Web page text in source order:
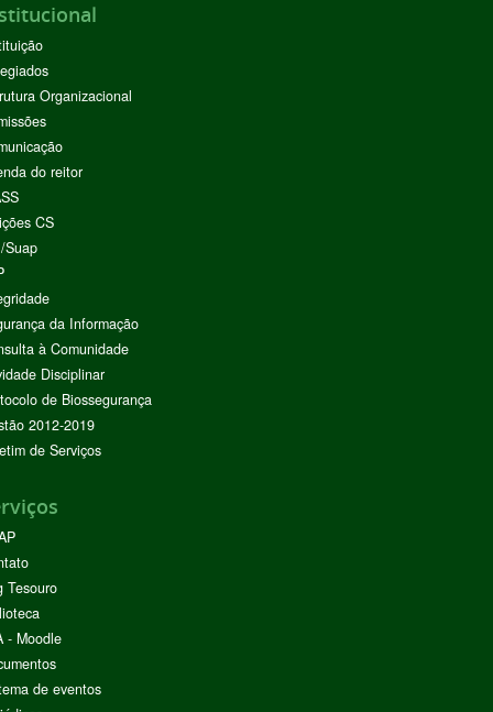
Organizacional
do reitor
CS
Suap
da Informação
à Comunidade
Disciplinar
de Biossegurança
2012-2019
de Serviços
Tesouro
- Moodle
de eventos